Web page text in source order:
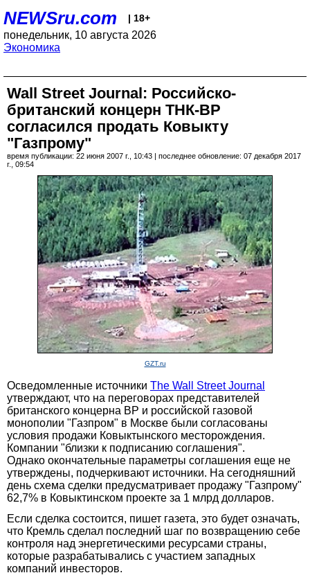
NEWSru.com | 18+
понедельник, 10 августа 2026
Экономика
Wall Street Journal: Российско-
британский концерн ТНК-BP
согласился продать Ковыкту
"Газпрому"
время публикации: 22 июня 2007 г., 10:43 | последнее обновление: 07 декабря 2017
г., 09:54
GZT.ru
Осведомленные источники The Wall Street Journal
утверждают, что на переговорах представителей
британского концерна BP и российской газовой
монополии "Газпром" в Москве были согласованы
условия продажи Ковыктынского месторождения.
Компании "близки к подписанию соглашения".
Однако окончательные параметры соглашения еще не
утверждены, подчеркивают источники. На сегодняшний
день схема сделки предусматривает продажу "Газпрому"
62,7% в Ковыктинском проекте за 1 млрд долларов.
Если сделка состоится, пишет газета, это будет означать,
что Кремль сделал последний шаг по возвращению себе
контроля над энергетическими ресурсами страны,
которые разрабатывались с участием западных
компаний инвесторов.